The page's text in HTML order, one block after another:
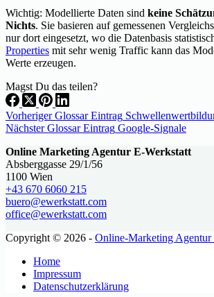
Wichtig: Modellierte Daten sind keine
Nichts. Sie basieren auf gemessenen
nur dort eingesetzt, wo die Datenbasis
Properties mit sehr wenig Traffic kann das
Werte erzeugen.
Magst Du das teilen?
VorherigerGlossar Eintrag
NächsterGlossar Eintrag Google-Signale
Online Marketing Agentur E-Werkstatt
Absberggasse 29/1/56
1100 Wien
+43 670 6060 215
buero@ewerkstatt.com
office@ewerkstatt.com
Copyright © 2026 - Online-Marketing Agentur
Home
Impressum
Datenschutzerklärung